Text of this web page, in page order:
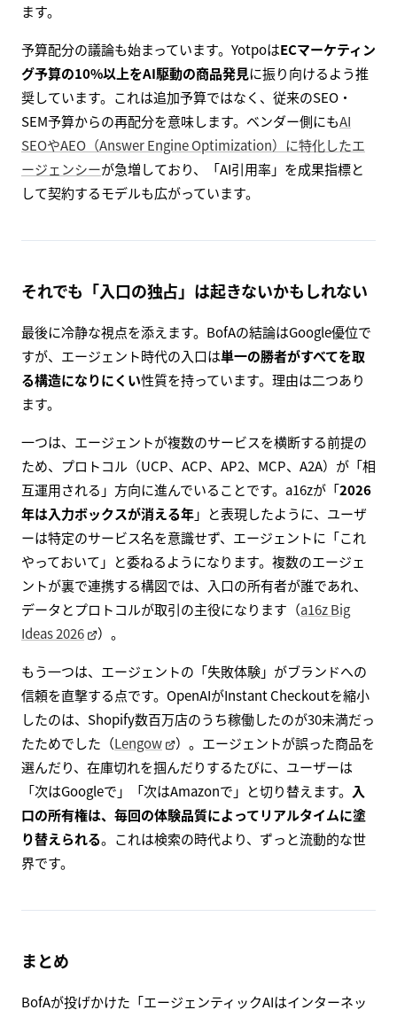
ます。
予算配分の議論も始まっています。YotpoはECマーケティン
グ予算の10%以上をAI駆動の商品発見に振り向けるよう推
奨しています。これは追加予算ではなく、従来のSEO・
SEM予算からの再配分を意味します。ベンダー側にもAI
SEOやAEO（Answer Engine Optimization）に特化したエ
ージェンシーが急増しており、「AI引用率」を成果指標と
して契約するモデルも広がっています。
それでも「入口の独占」は起きないかもしれない
最後に冷静な視点を添えます。BofAの結論はGoogle優位で
すが、エージェント時代の入口は単一の勝者がすべてを取
る構造になりにくい性質を持っています。理由は二つあり
ます。
一つは、エージェントが複数のサービスを横断する前提の
ため、プロトコル（UCP、ACP、AP2、MCP、A2A）が「相
互運用される」方向に進んでいることです。a16zが「2026
年は入力ボックスが消える年」と表現したように、ユーザ
ーは特定のサービス名を意識せず、エージェントに「これ
やっておいて」と委ねるようになります。複数のエージェ
ントが裏で連携する構図では、入口の所有者が誰であれ、
データとプロトコルが取引の主役になります（a16z Big
Ideas 2026
）。
もう一つは、エージェントの「失敗体験」がブランドへの
信頼を直撃する点です。OpenAIがInstant Checkoutを縮小
したのは、Shopify数百万店のうち稼働したのが30未満だっ
たためでした（Lengow
）。エージェントが誤った商品を
選んだり、在庫切れを掴んだりするたびに、ユーザーは
「次はGoogleで」「次はAmazonで」と切り替えます。 入
口の所有権は、毎回の体験品質によってリアルタイムに塗
り替えられる。これは検索の時代より、ずっと流動的な世
界です。
まとめ
BofAが投げかけた「エージェンティックAIはインターネッ